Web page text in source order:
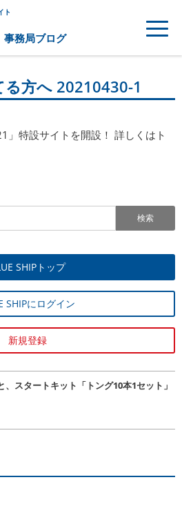
ト
事務局ブログ
方へ 20210430-1
」特設サイトを開設！ 詳しくはト
検索
SHIPトップ
SHIPにログイン
新規登録
スタートキット「トング10本1セット」